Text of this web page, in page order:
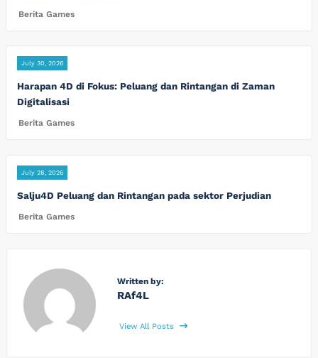
Berita Games
July 30, 2026
Harapan 4D di Fokus: Peluang dan Rintangan di Zaman
Digitalisasi
Berita Games
July 28, 2026
Salju4D Peluang dan Rintangan pada sektor Perjudian
Berita Games
Written by:
RAf4L
View All Posts